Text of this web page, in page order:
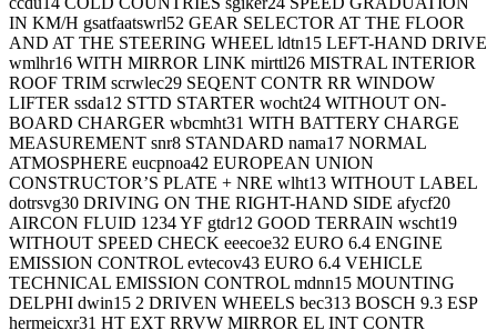
IN KM/H gsatfaatswrl52 GEAR SELECTOR AT THE FLOOR
AND AT THE STEERING WHEEL ldtn15 LEFT-HAND DRIVE
wmlhr16 WITH MIRROR LINK mirttl26 MISTRAL INTERIOR
ROOF TRIM scrwlec29 SEQENT CONTR RR WINDOW
LIFTER ssda12 STTD STARTER wocht24 WITHOUT ON-
BOARD CHARGER wbcmht31 WITH BATTERY CHARGE
MEASUREMENT snr8 STANDARD nama17 NORMAL
ATMOSPHERE eucpnoa42 EUROPEAN UNION
CONSTRUCTOR’S PLATE + NRE wlht13 WITHOUT LABEL
dotrsvg30 DRIVING ON THE RIGHT-HAND SIDE afycf20
AIRCON FLUID 1234 YF gtdr12 GOOD TERRAIN wscht19
WITHOUT SPEED CHECK eeecoe32 EURO 6.4 ENGINE
EMISSION CONTROL evtecov43 EURO 6.4 VEHICLE
TECHNICAL EMISSION CONTROL mdnn15 MOUNTING
DELPHI dwin15 2 DRIVEN WHEELS bec313 BOSCH 9.3 ESP
hermeicxr31 HT EXT RRVW MIRROR EL INT CONTR